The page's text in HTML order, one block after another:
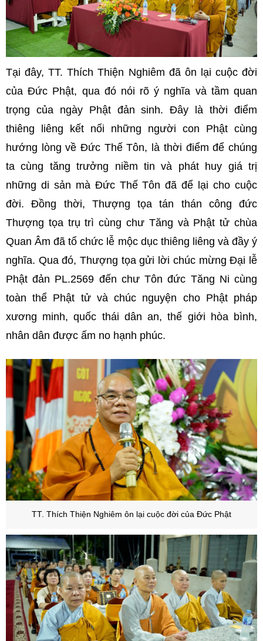
Tại đây, TT. Thích Thiện Nghiêm đã ôn lại cuộc đời
của Đức Phật, qua đó nói rõ ý nghĩa và tầm quan
trọng của ngày Phật đản sinh. Đây là thời điểm
thiêng liêng kết nối những người con Phật cùng
hướng lòng về Đức Thế Tôn, là thời điểm để chúng
ta cùng tăng trưởng niềm tin và phát huy giá trị
những di sản mà Đức Thế Tôn đã để lại cho cuộc
đời. Đồng thời, Thượng tọa tán thán công đức
Thượng tọa trụ trì cùng chư Tăng và Phật tử chùa
Quan Âm đã tổ chức lễ mộc dục thiêng liêng và đầy ý
nghĩa. Qua đó, Thượng tọa gửi lời chúc mừng Đại lễ
Phật đản PL.2569 đến chư Tôn đức Tăng Ni cùng
toàn thể Phật tử và chúc nguyện cho Phật pháp
xương minh, quốc thái dân an, thế giới hòa bình,
nhân dân được ấm no hạnh phúc.
TT. Thích Thiện Nghiêm ôn lại cuộc đời của Đức Phật